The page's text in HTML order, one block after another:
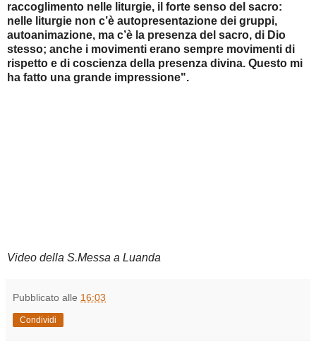
raccoglimento nelle liturgie, il forte senso del sacro:
nelle liturgie non c’è autopresentazione dei gruppi,
autoanimazione, ma c’è la presenza del sacro, di Dio
stesso; anche i movimenti erano sempre movimenti di
rispetto e di coscienza della presenza divina. Questo mi
ha fatto una grande impressione".
Video della S.Messa a Luanda
Pubblicato alle 16:03
Condividi